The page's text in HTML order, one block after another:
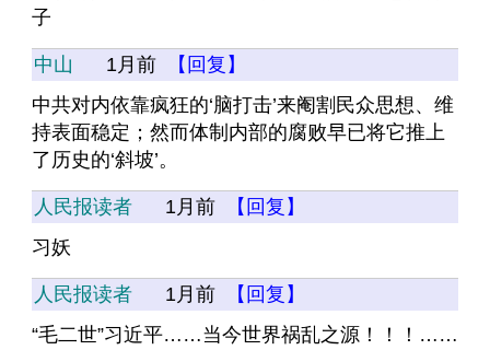
子
中山 1月前
【回复】
中共对内依靠疯狂的‘脑打击’来阉割民众思想、维
持表面稳定；然而体制内部的腐败早已将它推上
了历史的‘斜坡’。
人民报读者 1月前
【回复】
习妖
人民报读者 1月前
【回复】
“毛二世”习近平……当今世界祸乱之源！！！……